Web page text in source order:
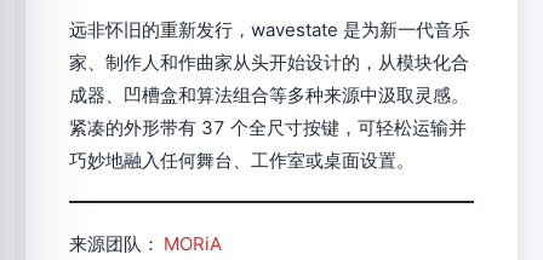
远非怀旧的重新发行，wavestate 是为新一代音乐
家、制作人和作曲家从头开始设计的，从模块化合
成器、凹槽盒和算法组合等多种来源中汲取灵感。
紧凑的外形带有 37 个全尺寸按键，可轻松运输并
巧妙地融入任何舞台、工作室或桌面设置。
来源团队： MORiA